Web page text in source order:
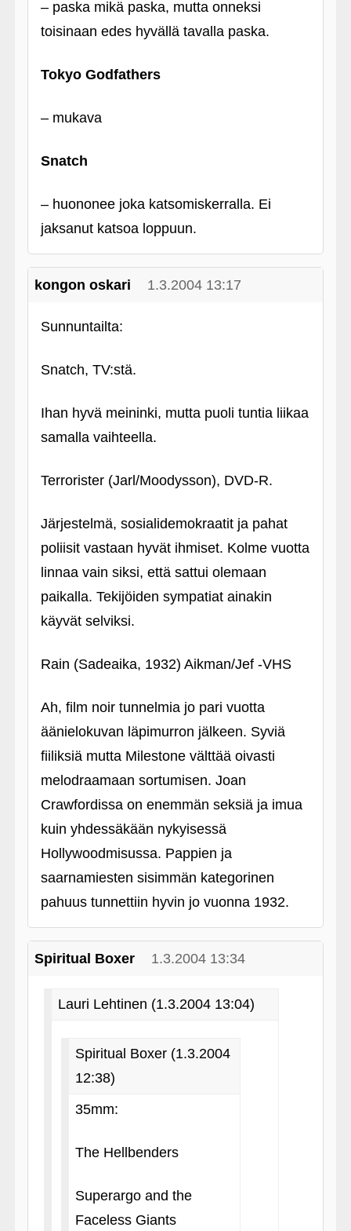
– paska mikä paska, mutta onneksi
toisinaan edes hyvällä tavalla paska.
Tokyo Godfathers
– mukava
Snatch
– huononee joka katsomiskerralla. Ei
jaksanut katsoa loppuun.
kongon oskari 1.3.2004 13:17
Sunnuntailta:
Snatch, TV:stä.
Ihan hyvä meininki, mutta puoli tuntia liikaa
samalla vaihteella.
Terrorister (Jarl/Moodysson), DVD-R.
Järjestelmä, sosialidemokraatit ja pahat
poliisit vastaan hyvät ihmiset. Kolme vuotta
linnaa vain siksi, että sattui olemaan
paikalla. Tekijöiden sympatiat ainakin
käyvät selviksi.
Rain (Sadeaika, 1932) Aikman/Jef ‑VHS
Ah, film noir tunnelmia jo pari vuotta
äänielokuvan läpimurron jälkeen. Syviä
fiiliksiä mutta Milestone välttää oivasti
melodraamaan sortumisen. Joan
Crawfordissa on enemmän seksiä ja imua
kuin yhdessäkään nykyisessä
Hollywoodmisussa. Pappien ja
saarnamiesten sisimmän kategorinen
pahuus tunnettiin hyvin jo vuonna 1932.
Spiritual Boxer 1.3.2004 13:34
Lauri Lehtinen (1.3.2004 13:04)
Spiritual Boxer (1.3.2004
12:38)
35mm:
The Hellbenders
Superargo and the
Faceless Giants